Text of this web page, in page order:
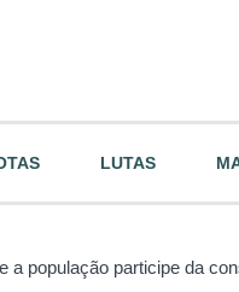
LUTAS
a população participe da